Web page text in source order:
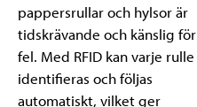
pappersrullar och hylsor är
tidskrävande och känslig för
fel. Med RFID kan varje rulle
identifieras och följas
automatiskt, vilket ger